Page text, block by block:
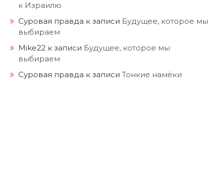
к Израилю
Суровая правда к записи Будущее, которое мы
выбираем
Mike22 к записи Будущее, которое мы
выбираем
Суровая правда к записи Тонкие намёки